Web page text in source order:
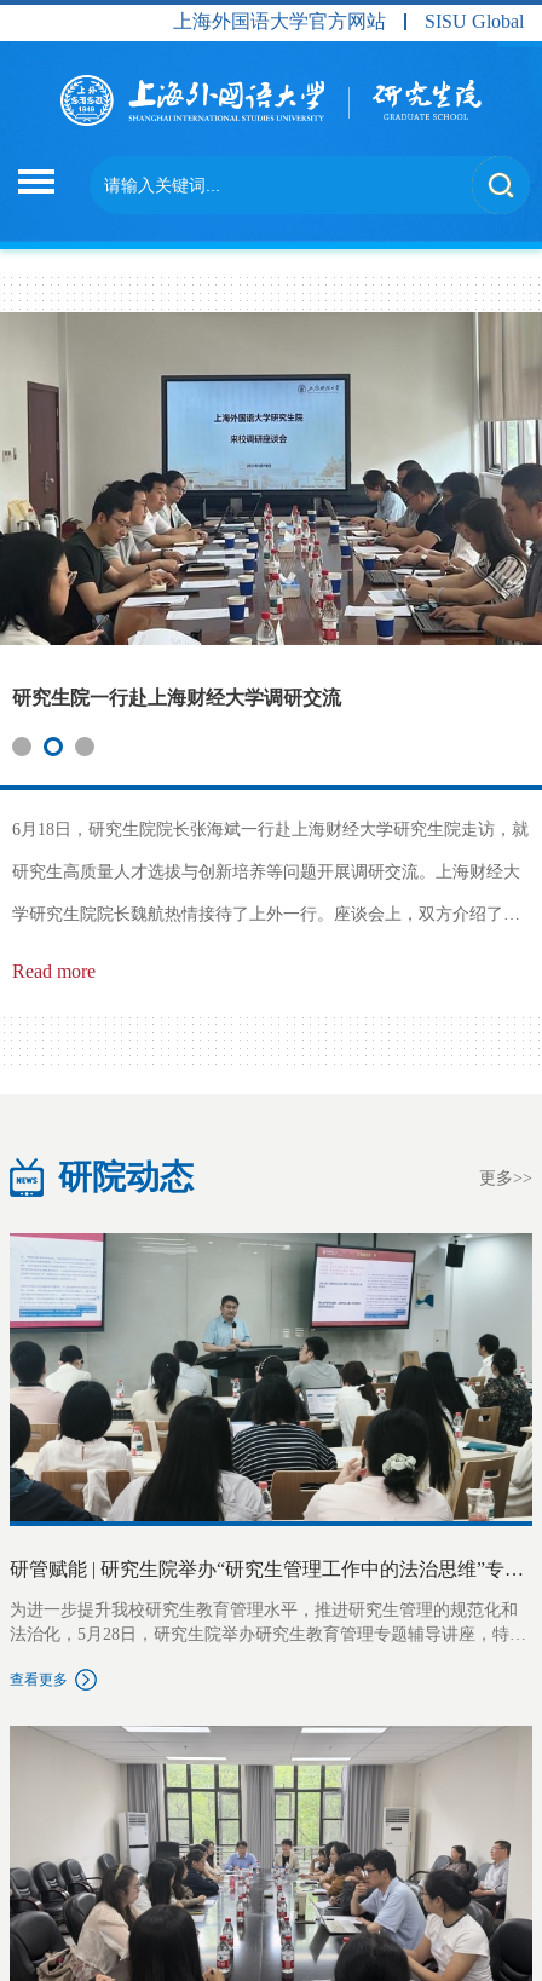
上海外国语大学官方网站 SISU Global
研究生院一行赴上海财经大学调研交流
6月18日，研究生院院长张海斌一行赴上海财经大学研究生院走访，就
研究生高质量人才选拔与创新培养等问题开展调研交流。上海财经大
学研究生院院长魏航热情接待了上外一行。座谈会上，双方介绍了各
深入交流。上财研究生院副院长韩云炜、徐键、杜斌，上外研究生院
Read more
研院动态 更多>>
研管赋能 | 研究生院举办“研究生管理工作中的法治思维”专题辅导讲座
为进一步提升我校研究生教育管理水平，推进研究生管理的规范化和
法治化，5月28日，研究生院举办研究生教育管理专题辅导讲座，特邀
思维”的讲座。研究生院院长张海斌主持讲座，各研究生培养单位分管
任海涛教授围绕“法治思维”这一主线，系统阐述了正当程序、证据意识
与学术自治三项原则及其在研究生管理中的具体运用。结合近年国内
发生的几起典型涉研究生管理案件，任教授深入解读了不同案件所涉
及的管理风险、法律要点及其应对策略，并分别从招生、培养、学籍
管理和学位授予等维度对进一步提升研究生管理的专业化、规范化提
出建议。最后，任教授还结合新施行的《中华人民共和国学位法》，
对研究生学位授予标准、质量保障机制、争议处理程序等关键制度及
其法律风险作了介绍。讲座内容扎实、案例鲜活，为研究生管理一线
人员提升依法依规履职能力提供了指导。本次讲座是上外研究生院研
究生教育与管理讲座系列活动之一。下一步，研究生院将继续围绕政
策解读、管理实务、质量保障等内容持续开展专题培训，系统提升研
查看更多